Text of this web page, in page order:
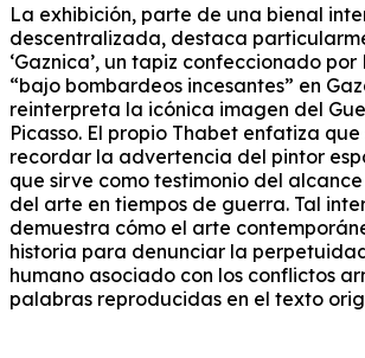
La exhibición, parte de una bienal
descentralizada, destaca
‘Gaznica’, un tapiz confeccionado
“bajo bombardeos incesantes” en
reinterpreta la icónica imagen del
Picasso. El propio Thabet enfatiza
recordar la advertencia del pintor
que sirve como testimonio del
del arte en tiempos de guerra. Tal
demuestra cómo el arte
historia para denunciar la
humano asociado con los conflictos
palabras reproducidas en el texto